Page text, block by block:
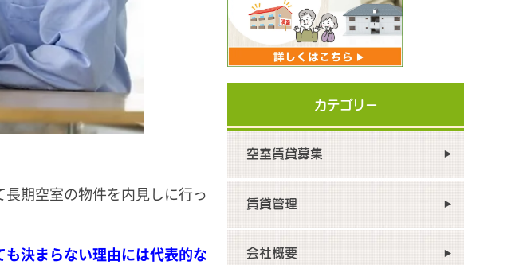
期空室の物件を内見しに行っ
も決まらない理由には代表的な
カテゴリー
空室賃貸募集
賃貸管理
会社概要